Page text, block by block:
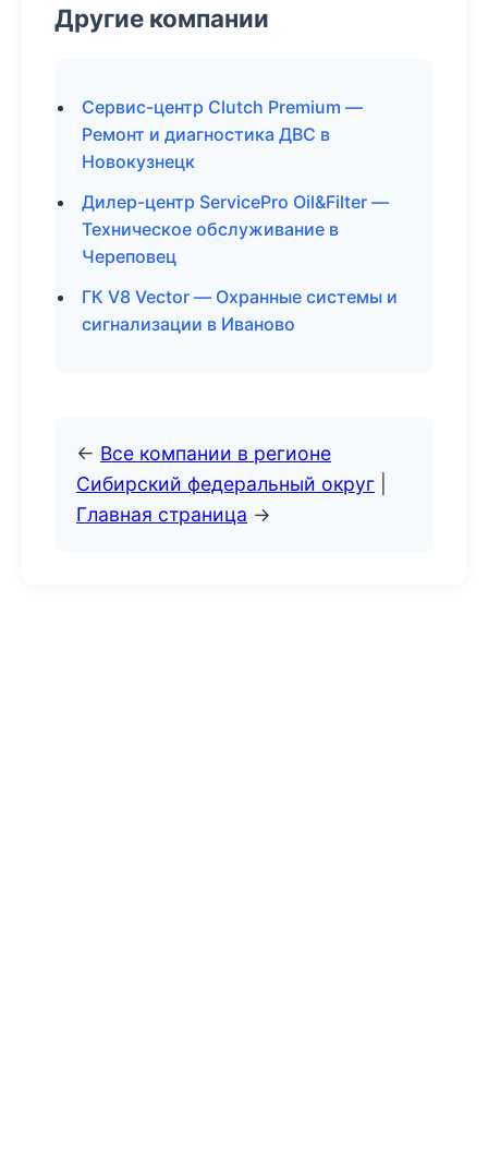
Другие компании
Сервис-центр Clutch Premium —
Ремонт и диагностика ДВС в
Новокузнецк
Дилер-центр ServicePro Oil&Filter —
Техническое обслуживание в
Череповец
ГК V8 Vector — Охранные системы и
сигнализации в Иваново
← Все компании в регионе
Сибирский федеральный округ
Главная страница →